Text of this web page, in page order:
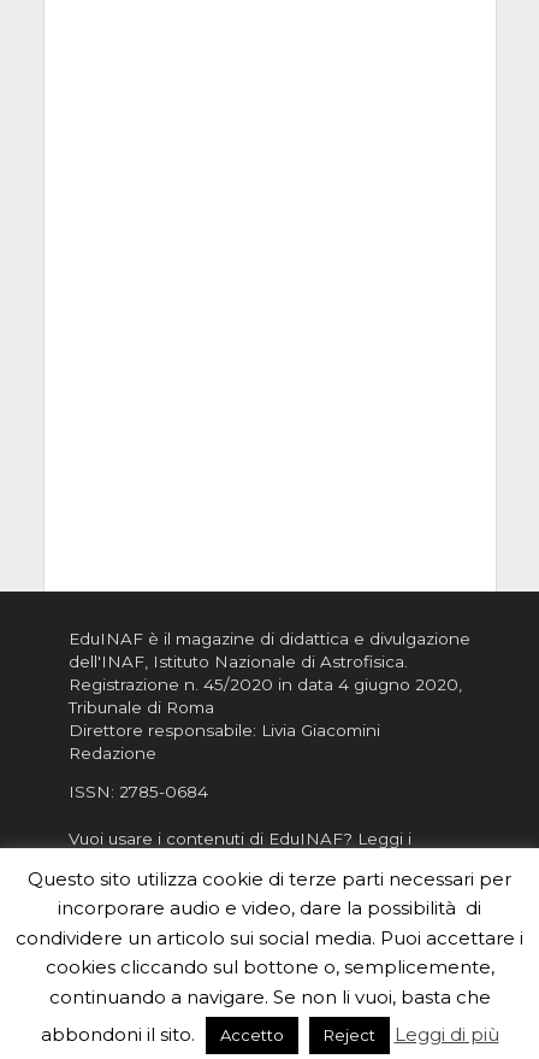
EduINAF è il magazine di didattica e divulgazione
dell'INAF, Istituto Nazionale di Astrofisica
Registrazione n. 45/2020 in data 4 giugno 2020,
Tribunale di Roma
Direttore responsabile: Livia Giacomini
Redazione
ISSN: 2785-0684
Vuoi usare i contenuti di EduINAF? Leggi i
Informativa sulla Privacy
Informatva sui Cookie
Per la rubrica de l'Astronomo risponde, per
inviarci le tue foto o i tuoi contributi, scrivici a
redazione.edu [chiocciola] inaf.it oppure
il form
Questo sito utilizza cookie di terze parti necessari per
incorporare audio e video, dare la possibilità di
condividere un articolo sui social media. Puoi accettare i
cookies cliccando sul bottone o, semplicemente,
continuando a navigare. Se non li vuoi, basta che
abbondoni il sito.
Accetto Reject Leggi di più